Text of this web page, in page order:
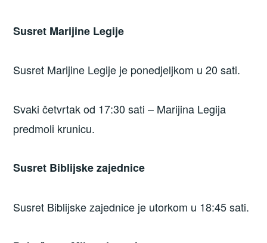
Susret Marijine Legije
Susret Marijine Legije je ponedjeljkom u 20 sati.
Svaki četvrtak od 17:30 sati – Marijina Legija
predmoli krunicu.
Susret Biblijske zajednice
Susret Biblijske zajednice je utorkom u 18:45 sati.